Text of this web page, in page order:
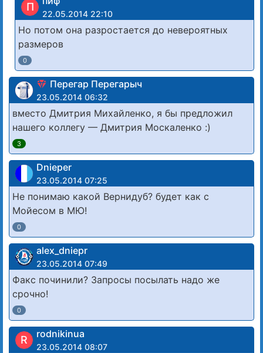
П
22.05.2014 22:10
Но потом она разростается до невероятных
размеров
0
Перегар Перегарыч
23.05.2014 06:32
вместо Дмитрия Михайленко, я бы предложил
нашего коллегу — Дмитрия Москаленко :)
3
Dnieper
23.05.2014 07:25
Не понимаю какой Вернидуб? будет как с
Мойесом в МЮ!
0
alex_dniepr
23.05.2014 07:49
Факс починили? Запросы посылать надо же
срочно!
0
R rodnikinua
23.05.2014 08:07